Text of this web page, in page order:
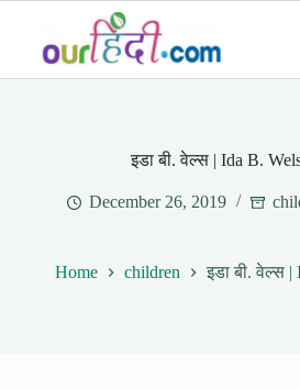
content
इडा बी. वेल्स | Ida B.
December 26, 2019
Home children इडा बी. वेल्स